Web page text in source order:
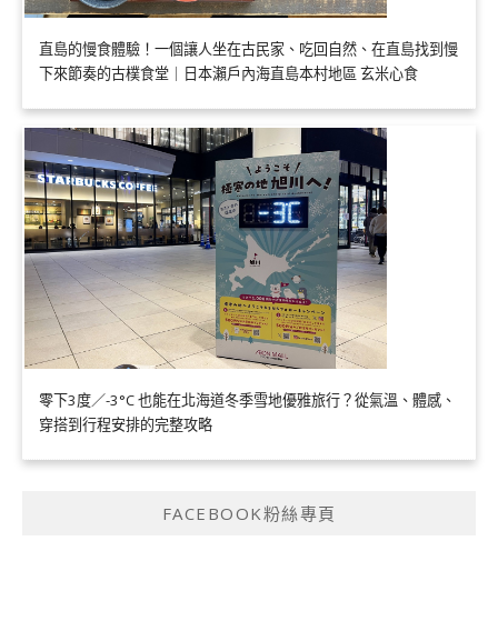
直島的慢食體驗！一個讓人坐在古民家、吃回自然、在直島找到慢
下來節奏的古樸食堂｜日本瀨戶內海直島本村地區 玄米心食
零下3度／-3°C 也能在北海道冬季雪地優雅旅行？從氣溫、體感、
穿搭到行程安排的完整攻略
FACEBOOK粉絲專頁